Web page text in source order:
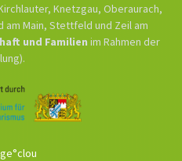
Knetzgau, Oberaurach,
am Main, Stettfeld und Zeil am
und Familien im Rahmen der